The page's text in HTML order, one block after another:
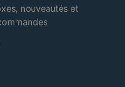
nouveautés et